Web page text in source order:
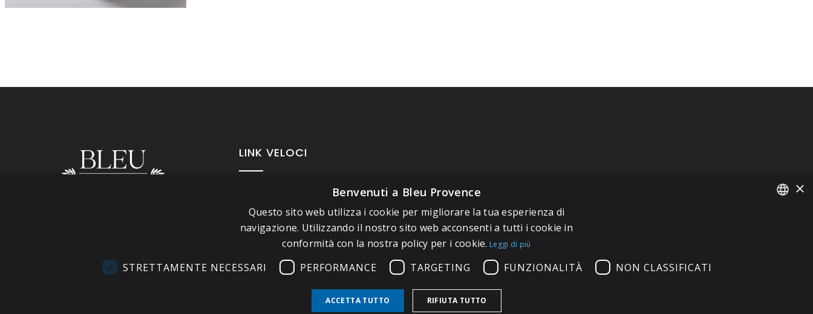
LINK VELOCI
A proposito di Bleu Provence
Informazioni legali
Condizioni di vendita
Contatti
Visitate il nostro Showroom
×
Benvenuti a Bleu Provence
Questo sito web utilizza i cookie per migliorare la tua esperienza di
navigazione. Utilizzando il nostro sito web acconsenti a tutti i cookie in
conformità con la nostra policy per i cookie. Leggi di più
STRETTAMENTE NECESSARI PERFORMANCE TARGETING FUNZIONALITÀ NON CLASSIFICATI
ACCETTA TUTTO RIFIUTA TUTTO